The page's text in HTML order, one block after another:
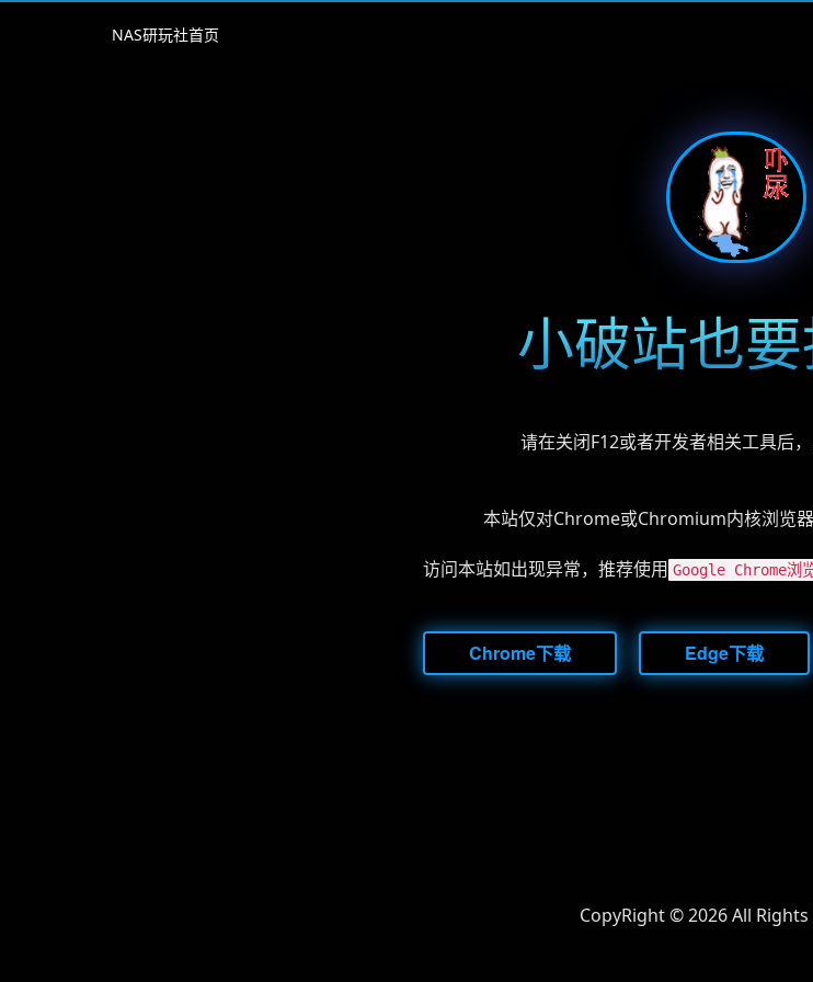
NAS研玩社首页
小破站也
请在关闭F12或者开发者相关工具后
本站仅对Chrome或Chromium内核浏览
访问本站如出现异常，推荐使用 Google Chrome浏
Chrome下载 Edge下载
CopyRight ©2026 All